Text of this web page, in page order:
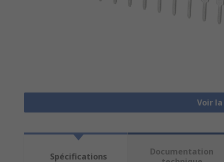
Voir
Spécifications
Documentation